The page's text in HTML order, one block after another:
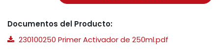
Documentos del Producto:
230100250 Primer Activador de 250ml.pdf